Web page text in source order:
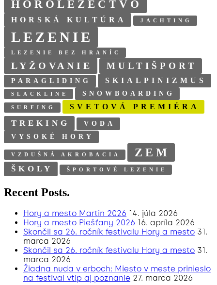
HOROLEZECTVO
HORSKÁ KULTÚRA JACHTING
LEZENIE
LEZENIE BEZ HRANÍC
LYŽOVANIE MULTIŠPORT
PARAGLIDING SKIALPINIZMUS
SLACKLINE SNOWBOARDING
SURFING SVETOVÁ PREMIÉRA
TREKING
VODA
VYSOKÉ HORY
VZDUŠNÁ AKROBACIA ZEM
ŠKOLY ŠPORTOVÉ LEZENIE
Recent Posts.
Hory a mesto Martin 2026 14. júla 2026
Hory a mesto Piešťany 2026 16. apríla 2026
Skončil sa 26. ročník festivalu Hory a mesto 31.
marca 2026
Skončil sa 26. ročník festivalu Hory a mesto 31.
marca 2026
Žiadna nuda v erboch: Miesto v meste prinieslo
na festival vtip aj poznanie 27. marca 2026